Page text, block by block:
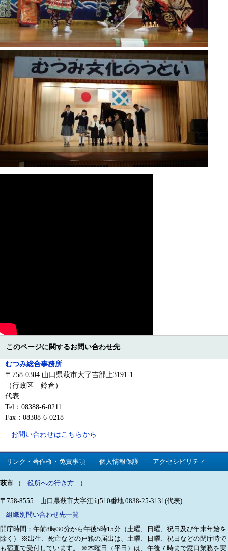
このページに関するお問い合わせ先
むつみ総合事務所
〒758-0304 山口県萩市大字吉部上3191-1
（行政区 鈴倉）
代表
Tel：08388-6-0211
Fax：08388-6-0218
お問い合わせはこちらから
リンク・著作権・免責事項 個人情報保護 アクセシビリティ
萩市 （ 役所への行き方 ）
〒758-8555 山口県萩市大字江向510番地 0838-25-3131(代表)
組織別問い合わせ先一覧
開庁時間：午前8時30分から午後5時15分（土曜、日曜、祝日及び年末年始を
除く）
※出生、死亡などの戸籍の届出は、土曜、日曜、祝日などの閉庁時で
も宿直で受付しています。
※木曜日（平日）は、午後７時まで窓口業務を実